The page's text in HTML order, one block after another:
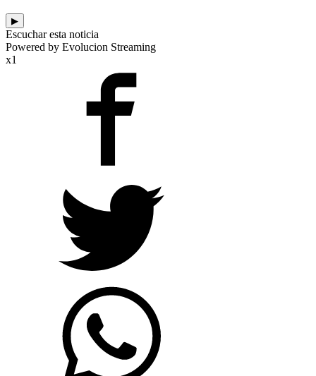
▶
Escuchar esta noticia
Powered by Evolucion Streaming
x1